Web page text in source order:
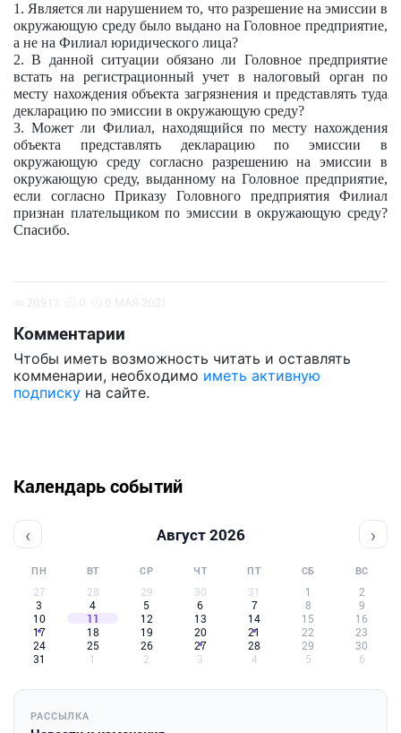
1. Является ли нарушением то, что разрешение на эмиссии в
окружающую среду было выдано на Головное предприятие,
а не на Филиал юридического лица?
2. В данной ситуации обязано ли Головное предприятие
встать на регистрационный учет в налоговый орган по
месту нахождения объекта загрязнения и представлять туда
декларацию по эмиссии в окружающую среду?
3. Может ли Филиал, находящийся по месту нахождения
объекта представлять декларацию по эмиссии в
окружающую среду согласно разрешению на эмиссии в
окружающую среду, выданному на Головное предприятие,
если согласно Приказу Головного предприятия Филиал
признан плательщиком по эмиссии в окружающую среду?
Спасибо.
Комментарии
Чтобы иметь возможность читать и оставлять
комменарии, необходимо иметь активную
подписку на сайте.
Календарь событий
‹ Август 2026 ›
ПН ВТ СР ЧТ ПТ СБ ВС
27 28 29 30 31 1
2
3
4 5 6 7 8
9
10
11 12 13 14 15
16
17
18 19 20 21 22
23
24
25 26 27 28 29
30
31
1 2 3 4 5 6
РАССЫЛКА